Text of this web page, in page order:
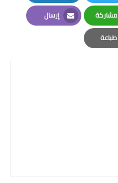
Twitter
LinkedIn
مشاركة
Whatsapp
إرسال
Email
طباعة
Print